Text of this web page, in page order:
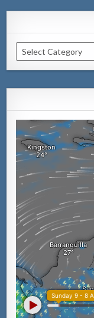
Categorianan